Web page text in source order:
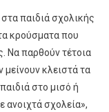
παιδιά σχολικής
κρούσματα που
Να παρθούν τέτοια
κλειστά τα
στο μισό ή
ανοιχτά σχολεία»,